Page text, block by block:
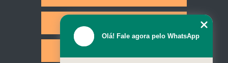
Olá! Fale agora pelo WhatsApp